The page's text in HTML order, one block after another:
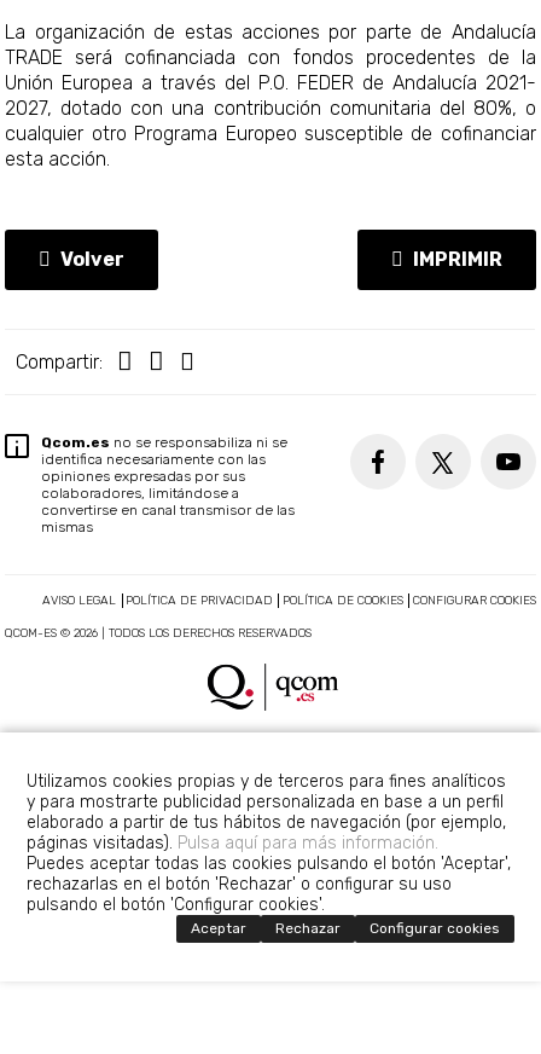
La organización de estas acciones por parte de Andalucía
TRADE será cofinanciada con fondos procedentes de la
Unión Europea a través del P.O. FEDER de Andalucía 2021-
2027, dotado con una contribución comunitaria del 80%, o
cualquier otro Programa Europeo susceptible de cofinanciar
esta acción.
Volver IMPRIMIR
Compartir:
Qcom.es no se responsabiliza ni se
identifica necesariamente con las
opiniones expresadas por sus
colaboradores, limitándose a
convertirse en canal transmisor de las
mismas
AVISO LEGAL POLÍTICA DE PRIVACIDAD POLÍTICA DE COOKIES CONFIGURAR COOKIES
QCOM-ES © 2026 | TODOS LOS DERECHOS RESERVADOS
Utilizamos cookies propias y de terceros para fines analíticos
y para mostrarte publicidad personalizada en base a un perfil
elaborado a partir de tus hábitos de navegación (por ejemplo,
páginas visitadas). Pulsa aquí para más información.
Puedes aceptar todas las cookies pulsando el botón 'Aceptar',
rechazarlas en el botón 'Rechazar' o configurar su uso
pulsando el botón 'Configurar cookies'.
Aceptar Rechazar Configurar cookies